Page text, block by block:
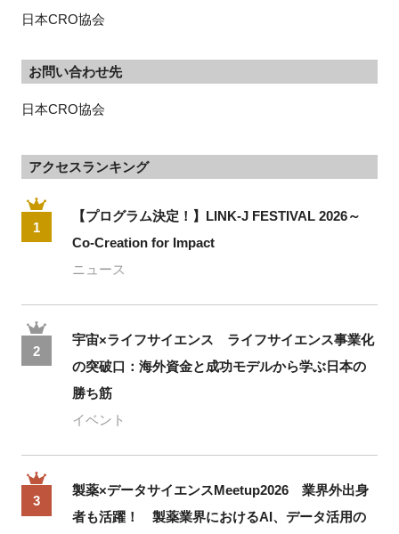
日本CRO協会
お問い合わせ先
日本CRO協会
アクセスランキング
1
【プログラム決定！】LINK-J FESTIVAL 2026～
Co-Creation for Impact
ニュース
2
宇宙×ライフサイエンス ライフサイエンス事業化
の突破口：海外資金と成功モデルから学ぶ日本の
勝ち筋
イベント
3
製薬×データサイエンスMeetup2026 業界外出身
者も活躍！ 製薬業界におけるAI、データ活用の